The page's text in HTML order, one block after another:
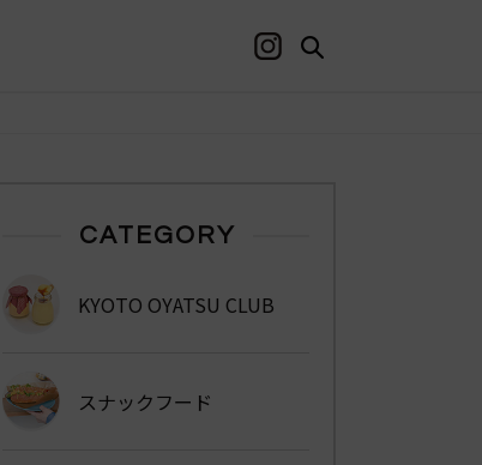
CATEGORY
KYOTO OYATSU CLUB
スナックフード